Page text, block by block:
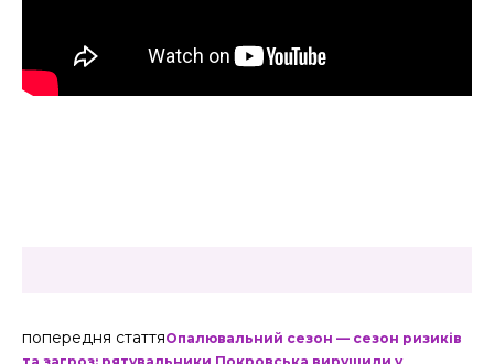
попередня статтяОпалювальний сезон — сезон ризиків